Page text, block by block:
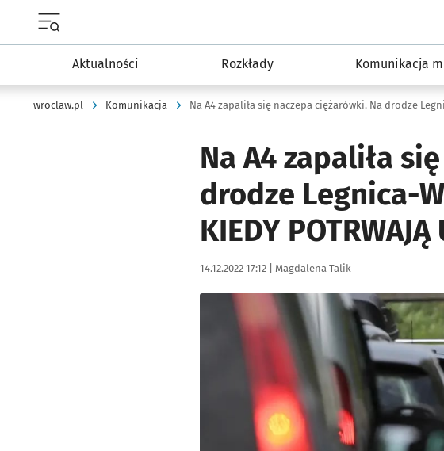
Aktualności Rozkłady Komunikacja
wroclaw.pl Komunikacja
Na A4 zapaliła
drodze Legnica-
KIEDY
Data publikacji:
14.12.2022 17:12 | Autor:
Magdalena Talik
Kliknij, aby powiększyć